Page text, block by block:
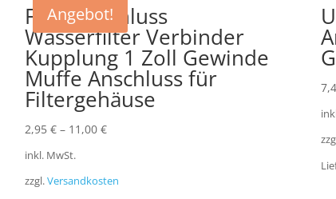
Angebot!
Filteranschluss
Wasserfilter Verbinder
Kupplung 1 Zoll Gewinde
Muffe Anschluss für
Filtergehäuse
2,95 €– 11,00 €
inkl. MwSt.
zzgl.Versandkosten